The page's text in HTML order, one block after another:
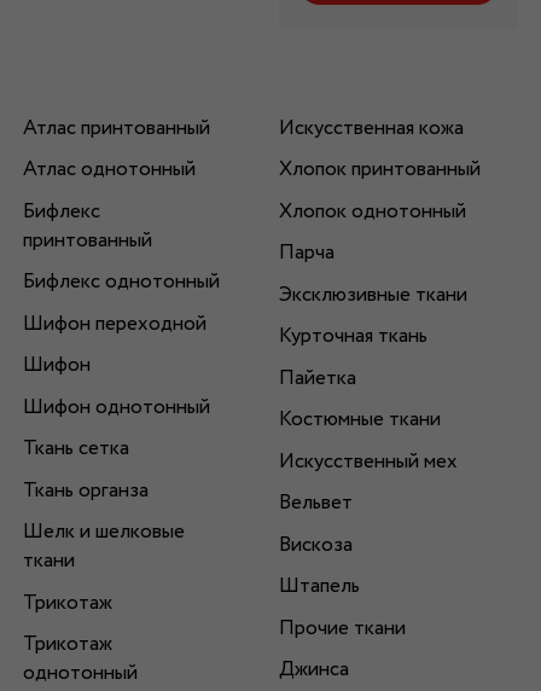
Атлас принтованный
Атлас однотонный
Бифлекс
принтованный
Бифлекс однотонный
Шифон переходной
Шифон
Шифон однотонный
Ткань сетка
Ткань органза
Шелк и шелковые
ткани
Трикотаж
Трикотаж
однотонный
Искусственная кожа
Хлопок принтованный
Хлопок однотонный
Парча
Эксклюзивные ткани
Курточная ткань
Пайетка
Костюмные ткани
Искусственный мех
Вельвет
Вискоза
Штапель
Прочие ткани
Джинса